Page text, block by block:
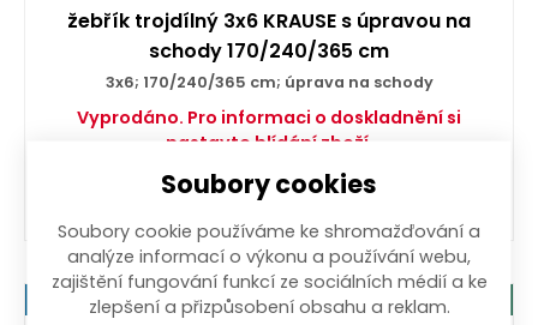
žebřík trojdílný 3x6 KRAUSE s úpravou na
schody 170/240/365 cm
3x6; 170/240/365 cm; úprava na schody
Vyprodáno. Pro informaci o doskladnění si
nastavte hlídání zboží.
3 009,00Kč/ kss DPH
Záruka 5 let
Nejlevněji v ČR
Soubory cookies
Soubory cookie používáme ke shromažďování a
analýze informací o výkonu a používání webu,
zajištění fungování funkcí ze sociálních médií a ke
zlepšení a přizpůsobení obsahu a reklam.